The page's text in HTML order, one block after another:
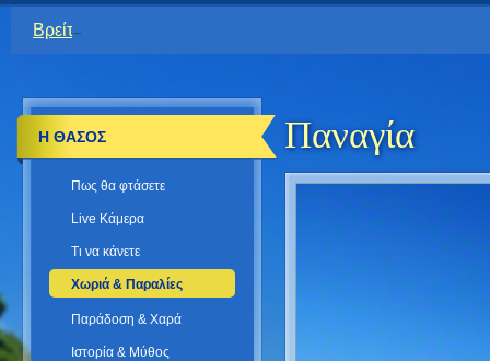
Βρείτε εδώ τις καλύτερες προσφορές όλο το καλοκαίρι.
Παναγία
Η ΘΑΣΟΣ
Πως θα φτάσετε
Live Κάμερα
Τι να κάνετε
Χωριά & Παραλίες
Παράδοση & Χαρά
Ιστορία & Μύθος